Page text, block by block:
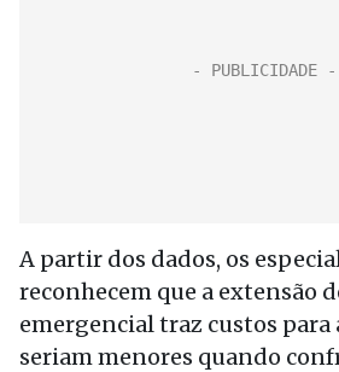
A partir dos dados, os
reconhecem que a extensão
emergencial traz custos para
seriam menores quando